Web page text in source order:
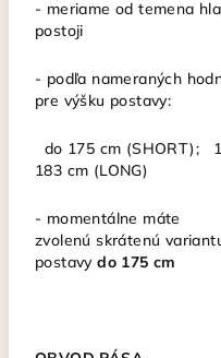
- meriame od temena
postoji
- podľa nameraných
pre výšku postavy:
do 175 cm (SHORT);
183 cm (LONG)
- momentálne máte
zvolenúskrátenú
postavydo 175 cm